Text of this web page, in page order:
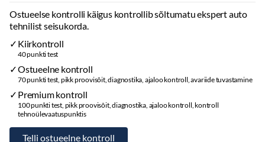
SALONGIVALGUSTUS AMBIENT HIGH
AKU GARANTII KUNI 09.2032a (või 160 000km)
Ostueelse kontrolli käigus kontrollib sõltumatu ekspert auto
tehnilist seisukorda.
Kiirkontroll
40 punkti test
Ostueelne kontroll
70 punkti test, pikk proovisõit, diagnostika, ajaloo kontroll, avariide tuvastamine
Premium kontroll
100 punkti test, pikk proovisõit, diagnostika, ajaloo kontroll, kontroll
tehnoülevaatuspunktis